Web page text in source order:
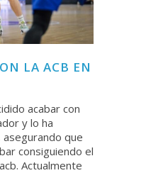
LA ACB EN
acabar con
y lo ha
que
consiguiendo el
Actualmente